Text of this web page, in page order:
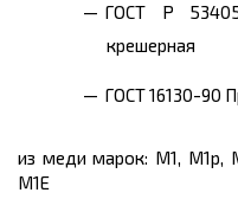
ГОСТ Р
крешерная
ГОСТ 16130-90
из меди марок: М1,
М1Е